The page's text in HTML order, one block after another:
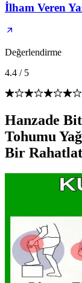
İlham Veren
Değerlendirme
4.4 / 5
Hanzade
Tohumu
Bir